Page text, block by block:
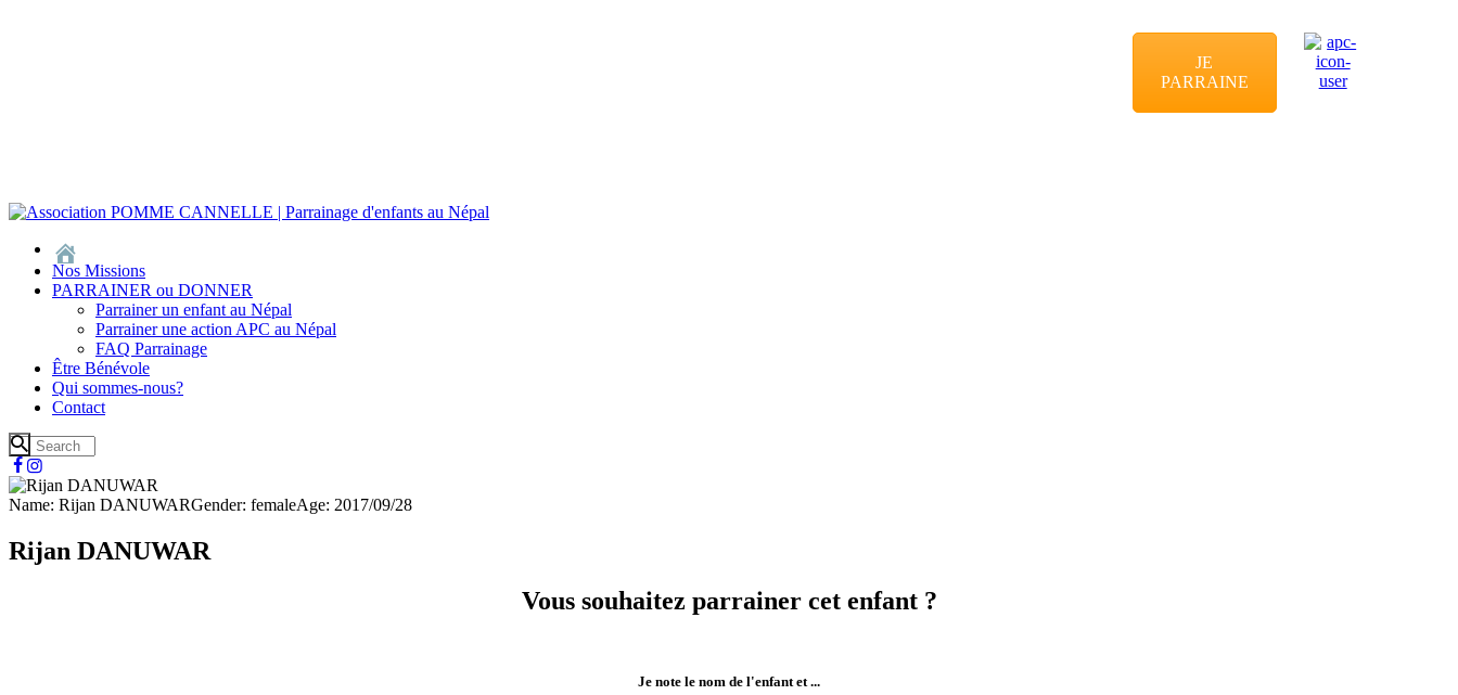
JE
PARRAINE
Nos Missions
PARRAINER ou DONNER
Parrainer un enfant au Népal
Parrainer une action APC au Népal
FAQ Parrainage
Être Bénévole
Qui sommes-nous?
Contact
Name: Rijan DANUWARGender: femaleAge: 2017/09/28
Rijan DANUWAR
Vous souhaitez parrainer cet enfant ?
Je note le nom de l'enfant et ...